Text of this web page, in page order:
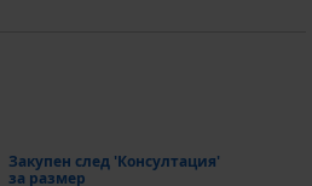
Закупен след 'Консултация'
за размер